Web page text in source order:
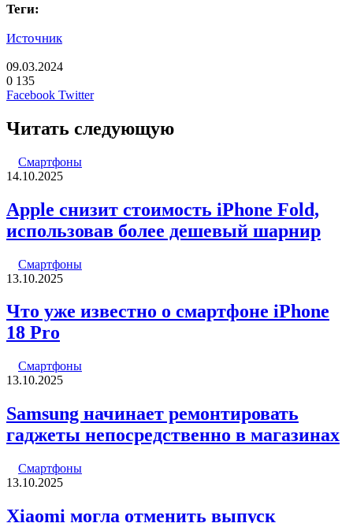
Теги:
Источник
09.03.2024
0 135
Facebook TwitterLinkedIn
Pinterest
Вконтакте
Одноклассники
Skype
WhatsApp
Telegram
Viber
Читать следующую
Смартфоны
14.10.2025
Apple снизит стоимость iPhone Fold,
использовав более дешевый шарнир
Смартфоны
13.10.2025
Что уже известно о смартфоне iPhone
18 Pro
Смартфоны
13.10.2025
Samsung начинает ремонтировать
гаджеты непосредственно в магазинах
Смартфоны
13.10.2025
Xiaomi могла отменить выпуск